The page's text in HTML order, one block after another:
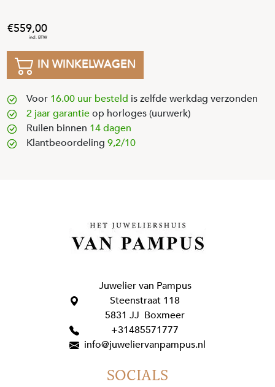
559,00
IN WINKELWAGEN
Voor 16.00 uur besteld is zelfde werkdag verzonden
2 jaar garantieop horloges (uurwerk)
Ruilen binnen 14 dagen
Klantbeoordeling 9,2/10
Juwelier van Pampus
Steenstraat 118
5831 JJ Boxmeer
+31485571777
info@juweliervanpampus.nl
SOCIALS